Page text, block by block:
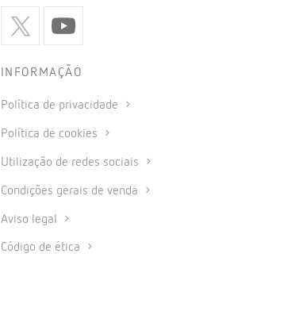
INFORMAÇÃO
Política de privacidade
Política de cookies
Utilização de redes sociais
Condições gerais de venda
Aviso legal
Código de ética